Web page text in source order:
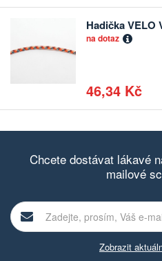
Hadička VELO
na dotaz
46,34 Kč
Počet
kusů
Chcete dostávat lákavé
mailové
Zobrazit